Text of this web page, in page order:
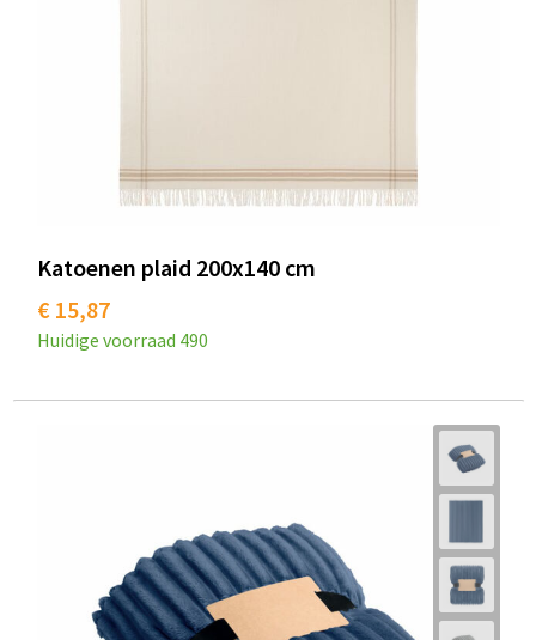
Katoenen plaid 200x140 cm
€ 15,87
Huidige voorraad 490